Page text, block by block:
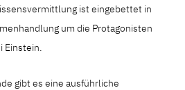
ist eingebettet in
um die Protagonisten
Einstein.
gibt es eine ausführliche